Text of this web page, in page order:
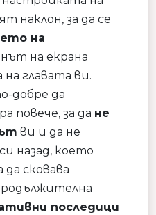
наклон, за да се
на
на екрана
главата ви.
добре да
повече, за да не
ви и да не
назад, което
сковава
последици